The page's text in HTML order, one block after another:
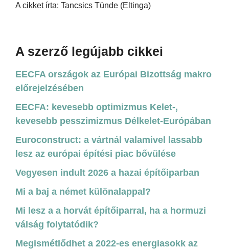
A cikket írta: Tancsics Tünde (Eltinga)
A szerző legújabb cikkei
EECFA országok az Európai Bizottság makro
előrejelzésében
EECFA: kevesebb optimizmus Kelet-,
kevesebb pesszimizmus Délkelet-Európában
Euroconstruct: a vártnál valamivel lassabb
lesz az európai építési piac bővülése
Vegyesen indult 2026 a hazai építőiparban
Mi a baj a német különalappal?
Mi lesz a a horvát építőiparral, ha a hormuzi
válság folytatódik?
Megismétlődhet a 2022-es energiasokk az